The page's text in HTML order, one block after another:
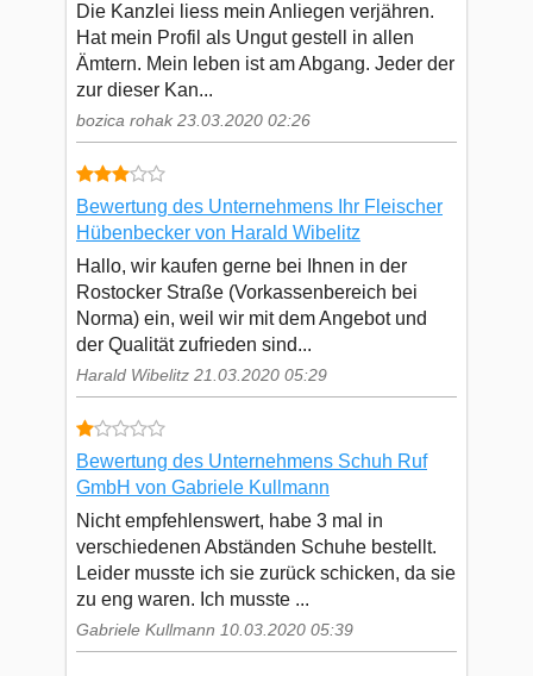
Die Kanzlei liess mein Anliegen verjähren.
Hat mein Profil als Ungut gestell in allen
Ämtern. Mein leben ist am Abgang. Jeder der
zur dieser Kan...
bozica rohak 23.03.2020 02:26
Bewertung des Unternehmens Ihr Fleischer
Hübenbecker von Harald Wibelitz
Hallo, wir kaufen gerne bei Ihnen in der
Rostocker Straße (Vorkassenbereich bei
Norma) ein, weil wir mit dem Angebot und
der Qualität zufrieden sind...
Harald Wibelitz 21.03.2020 05:29
Bewertung des Unternehmens Schuh Ruf
GmbH von Gabriele Kullmann
Nicht empfehlenswert, habe 3 mal in
verschiedenen Abständen Schuhe bestellt.
Leider musste ich sie zurück schicken, da sie
zu eng waren. Ich musste ...
Gabriele Kullmann 10.03.2020 05:39